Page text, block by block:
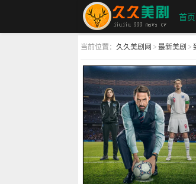
首页
当前位置： 久久美剧网 > 最新美剧 >